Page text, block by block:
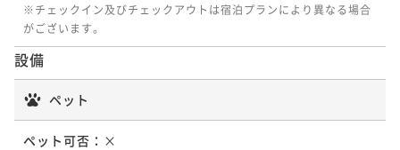
※チェックイン及びチェックアウトは宿泊プランにより異なる場合
がございます。
設備
ペット
ペット可否： ×